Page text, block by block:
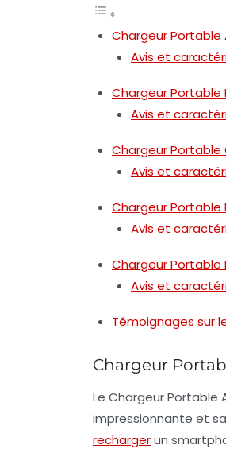
Chargeur Portable
Avis et
Chargeur Portable
Avis et
Chargeur Portable
Avis et
Chargeur Portable
Avis et
Chargeur Portable
Avis et
Témoignages sur
Chargeur
Le Chargeur Portable
impressionnante et
rechargerun